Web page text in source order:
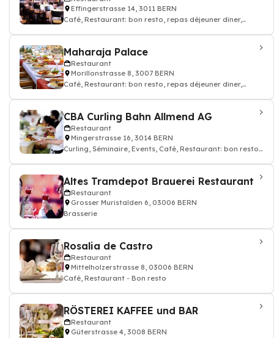
Effingerstrasse 14, 3011 BERN
Café, Restaurant: bon resto, repas déjeuner dîner,
Maharaja Palace
Restaurant
Morillonstrasse 8, 3007 BERN
Café, Restaurant: bon resto, repas déjeuner dîner,
CBA Curling Bahn Allmend AG
Restaurant
Mingerstrasse 16, 3014 BERN
Curling, Séminaire, Events, Café, Restaurant: bon resto,
Altes Tramdepot Brauerei Restaurant
Restaurant
Grosser Muristalden 6, 03006 BERN
Brasserie
Rosalia de Castro
Restaurant
Mittelholzerstrasse 8, 03006 BERN
Café, Restaurant - Bon resto
RÖSTEREI KAFFEE und BAR
Restaurant
Güterstrasse 4, 3008 BERN